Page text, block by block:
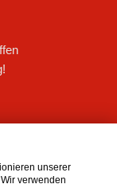
unserer
verwenden